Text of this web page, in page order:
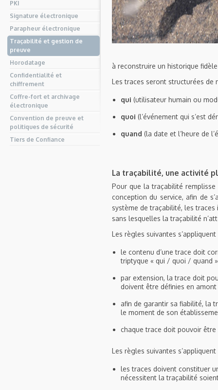
PKI
Signature électronique
Parapheur électronique
Traçabilité et gestion de
preuve
Horodatage
Confidentialité et
chiffrement
Coffre-fort et archivage
électronique
Convention de preuve et
politiques de sécurité
Tiers de Confiance
à reconstruire un historique
Les traces seront structurées de
qui (utilisateur humain ou
quoi (l’événement qui s’est
quand (la date et l’heure de
La traçabilité, une activité
Pour que la traçabilité
conception du service, afin de
système de traçabilité, les
sans lesquelles la traçabilité
Les règles suivantes
le contenu d’une trace doit
triptyque « qui / quoi / quand
par extension, la trace doit
doivent être définies en
afin de garantir sa fiabilité, la
le moment de son
chaque trace doit pouvoir être
Les règles suivantes
les traces doivent constituer
nécessitent la traçabilité